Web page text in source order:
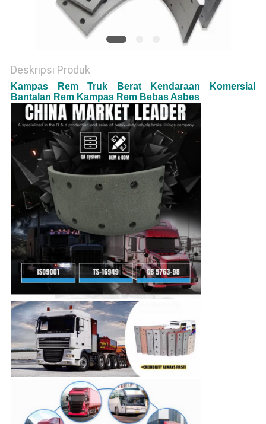
Deskripsi Produk
Kampas Rem Truk Berat Kendaraan Komersial
Bantalan Rem Kampas Rem Bebas Asbes